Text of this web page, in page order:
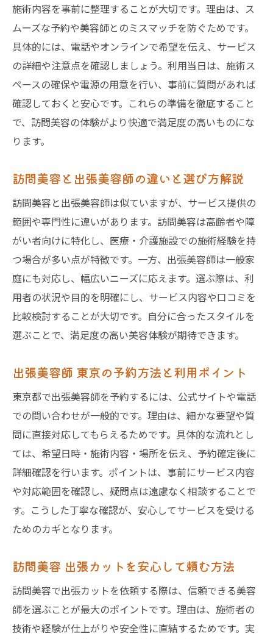
施術内容を事前に整理することが大切です。理由は、ス
ムーズな予約や美容師とのミスマッチを防ぐためです。
具体的には、電話やオンラインで希望を伝え、サービス
の詳細や注意点を確認しましょう。利用当日は、施術ス
ペースの確保や電源の用意を行い、事前に質問があれば
確認しておくと安心です。これらの準備を徹底すること
で、訪問美容の体験がより快適で満足度の高いものにな
ります。
訪問美容と出張美容師の違いと選び方解説
訪問美容と出張美容師は似ていますが、サービス提供の
範囲や専門性に違いがあります。訪問美容は高齢者や障
がい者向けに特化し、医療・介護施設での施術経験を持
つ場合が多い点が特徴です。一方、出張美容師は一般家
庭にも対応し、幅広いニーズに応えます。選ぶ際は、利
用者の状況や目的を明確にし、サービス内容や口コミを
比較検討することが大切です。自分に合ったスタイルを
選ぶことで、満足度の高い美容体験が期待できます。
出張美容師 東京の予約方法と利用ポイント
東京都で出張美容師を予約するには、公式サイトや電話
での問い合わせが一般的です。理由は、細かな要望や質
問に直接対応してもらえるためです。具体的な流れとし
ては、希望日時・施術内容・場所を伝え、予約確定後に
詳細確認を行います。ポイントは、事前にサービス内容
や対応範囲を確認し、疑問点は遠慮なく相談することで
す。こうした丁寧な確認が、安心してサービスを受ける
ためのカギとなります。
訪問美容 出張カットを安心して頼む方法
訪問美容で出張カットを依頼する際は、信頼できる美容
師を選ぶことが最大のポイントです。理由は、施術者の
技術や経験が仕上がりや安全性に直結するためです。実